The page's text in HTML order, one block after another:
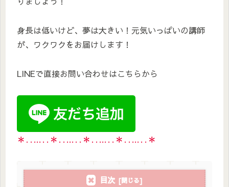
身長は低いけど、夢は大きい！元気いっぱいの講師
が、ワクワクをお届けします！
LINEで直接お問い合わせはこちらから
＊‥…‥＊‥…‥＊‥…‥＊‥…‥＊
目次